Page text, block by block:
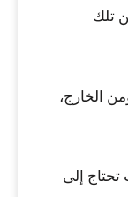
تلك
الخارج،
تحتاج إلى